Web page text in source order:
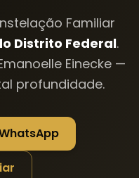
Familiar
Distrito Federal.
Einecke —
profundidade.